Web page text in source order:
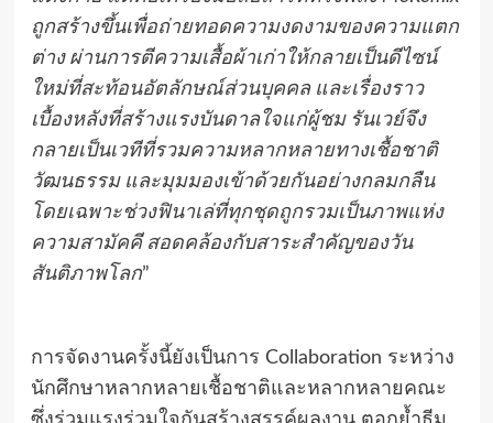
ถูกสร้างขึ้นเพื่อถ่ายทอดความงดงามของความแตก
ต่าง ผ่านการตีความเสื้อผ้าเก่าให้กลายเป็นดีไซน์
ใหม่ที่สะท้อนอัตลักษณ์ส่วนบุคคล และเรื่องราว
เบื้องหลังที่สร้างแรงบันดาลใจแก่ผู้ชม รันเวย์จึง
กลายเป็นเวทีที่รวมความหลากหลายทางเชื้อชาติ
วัฒนธรรม และมุมมองเข้าด้วยกันอย่างกลมกลืน
โดยเฉพาะช่วงฟินาเล่ที่ทุกชุดถูกรวมเป็นภาพแห่ง
ความสามัคคี สอดคล้องกับสาระสำคัญของวัน
สันติภาพโลก”
การจัดงานครั้งนี้ยังเป็นการ Collaboration ระหว่าง
นักศึกษาหลากหลายเชื้อชาติและหลากหลายคณะ